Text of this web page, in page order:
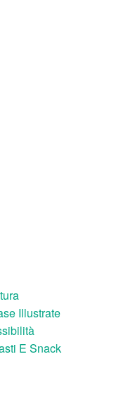
Illustrate
E Snack